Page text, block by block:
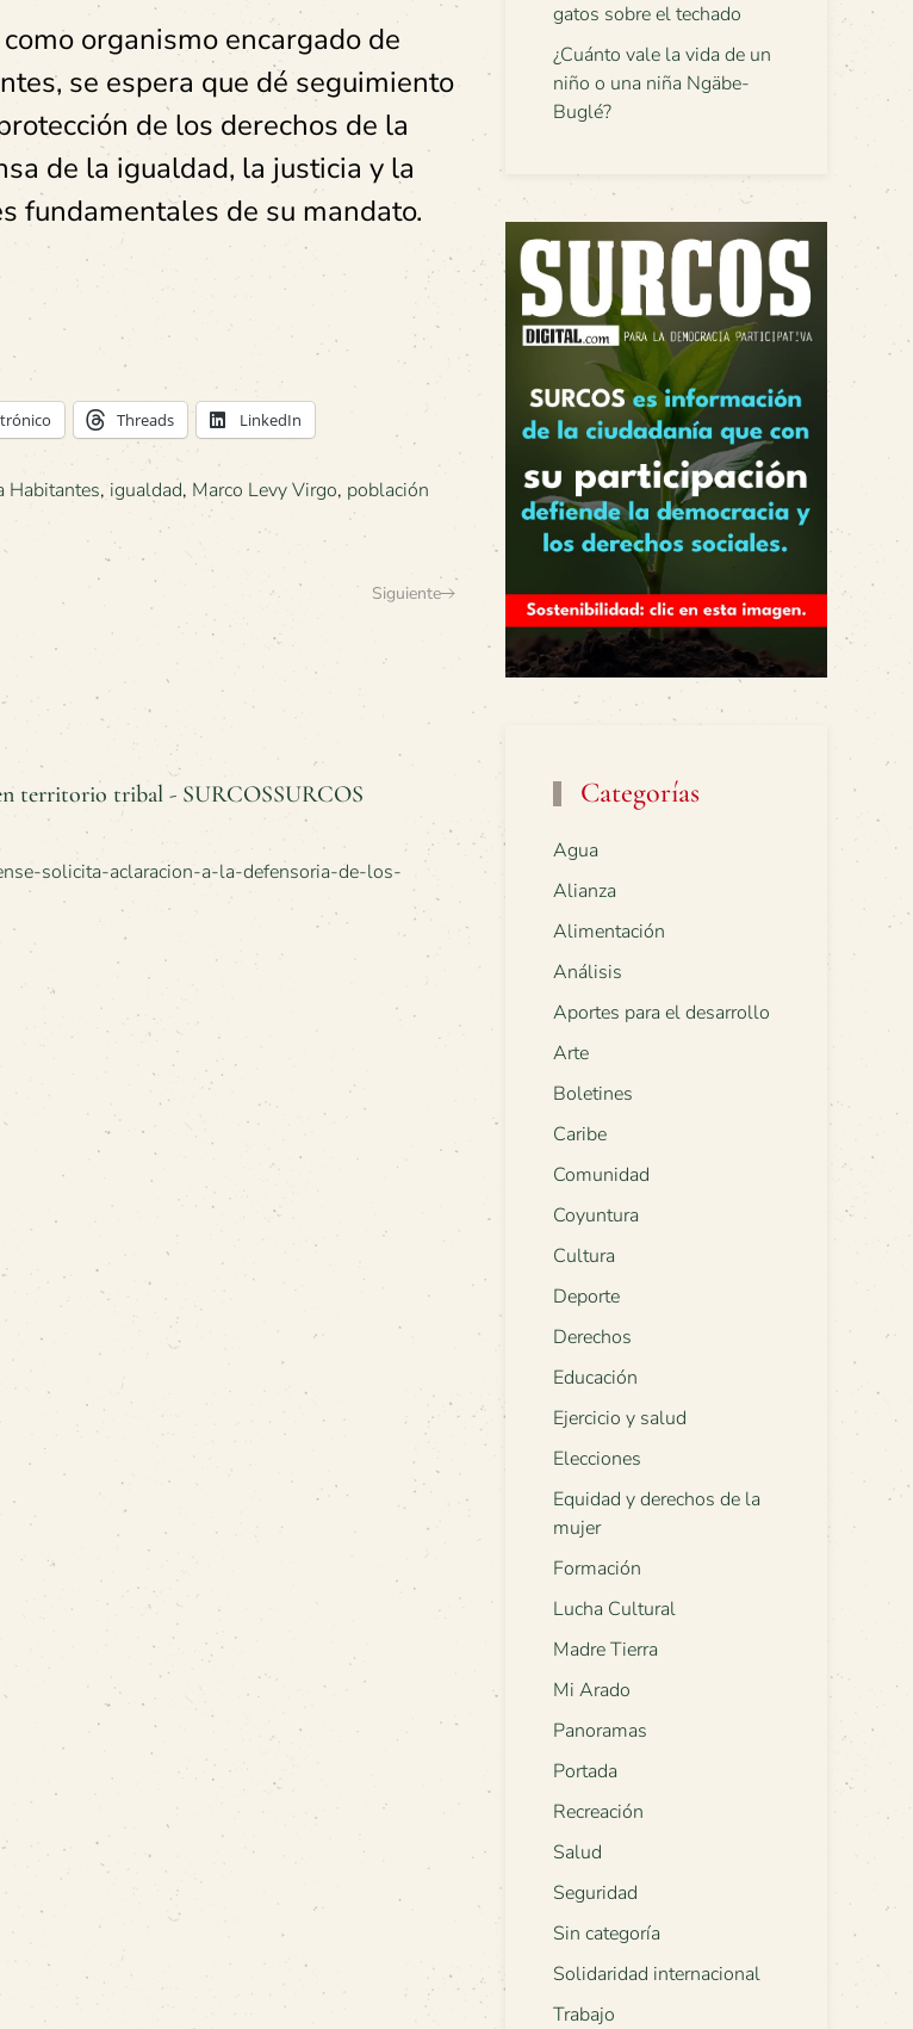
organismo encargado de
se espera que dé seguimiento
de los derechos de la
de la igualdad, la justicia y la
fundamentales de su mandato.
Threads LinkedIn
Habitantes, igualdad, Marco Levy Virgo, población
Siguiente
territorio tribal - SURCOSSURCOS
solicita-aclaracion-a-la-defensoria-de-los-
gatos sobre el techado
¿Cuánto vale la vida de un
niño o una niña Ngäbe-
Buglé?
Categorías
Agua
Alianza
Alimentación
Análisis
Aportes para el desarrollo
Arte
Boletines
Caribe
Comunidad
Coyuntura
Cultura
Deporte
Derechos
Educación
Ejercicio y salud
Elecciones
Equidad y derechos de la
mujer
Formación
Lucha Cultural
Madre Tierra
Mi Arado
Panoramas
Portada
Recreación
Salud
Seguridad
Sin categoría
Solidaridad internacional
Trabajo